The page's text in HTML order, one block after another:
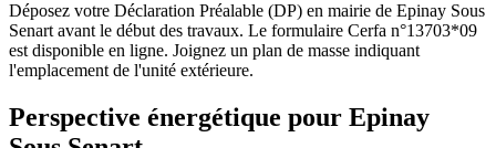
Déposez votre Déclaration Préalable (DP) en mairie de Epinay Sous
Senart avant le début des travaux. Le formulaire Cerfa n°13703*09
est disponible en ligne. Joignez un plan de masse indiquant
l'emplacement de l'unité extérieure.
Perspective énergétique pour Epinay